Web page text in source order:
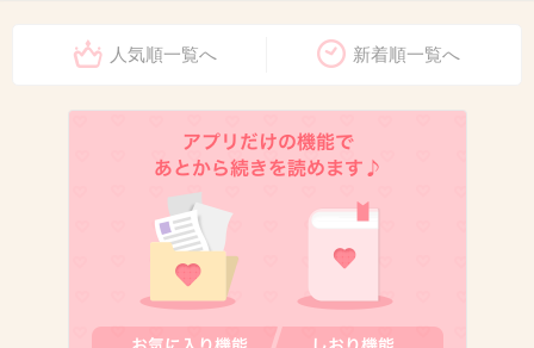
沢尻エリカの画像はよっ！
2019/05/14(火) 22:15:53
ガールズちゃんねるのが闇だよね。
人気順一覧へ 新着順一覧へ